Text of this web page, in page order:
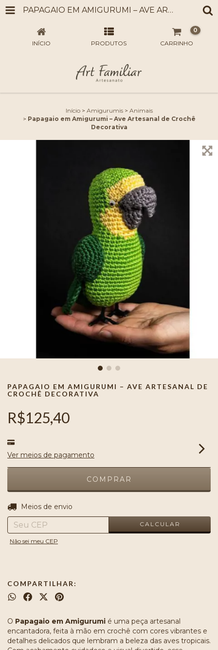
PAPAGAIO EM AMIGURUMI – AVE ARTESANAL DE CROCHÊ DECORATIVA
INÍCIO PRODUTOS CARRINHO
0
Início > Amigurumis > Animais
> Papagaio em Amigurumi – Ave Artesanal de Crochê
Decorativa
PAPAGAIO EM AMIGURUMI – AVE ARTESANAL DE
CROCHÊ DECORATIVA
R$125,40
Ver meios de pagamento
Entregas para o CEP:
Meios de envio
CALCULAR
Não sei meu CEP
COMPARTILHAR:
O Papagaio em Amigurumi é uma peça artesanal
encantadora, feita à mão em crochê com cores vibrantes e
detalhes delicados que lembram a beleza das aves tropicais.